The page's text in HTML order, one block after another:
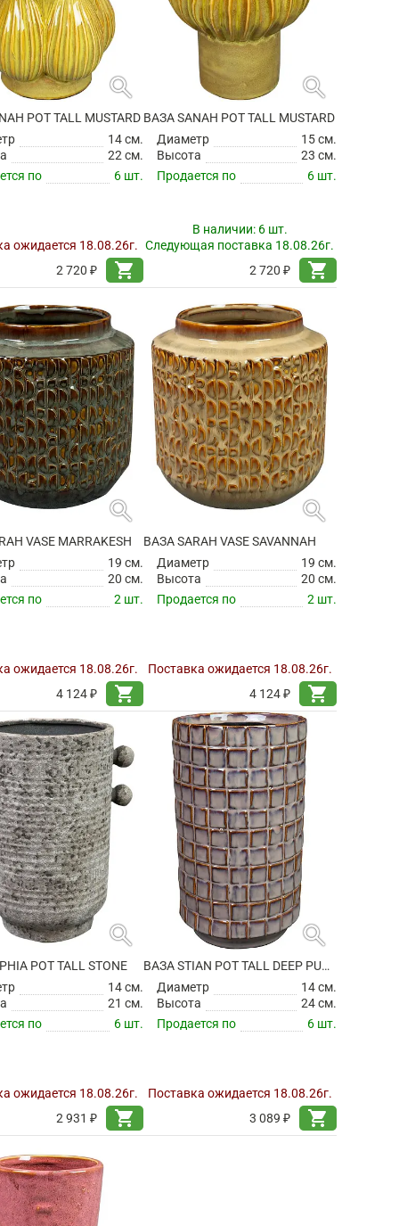
search
POT TALL MUSTARD
14 см.
22 см.
по
6 шт.
ожидается 18.08.26г.
2 720 ₽
shopping_cart
search
ВАЗА SANAH POT TALL MUSTARD
Диаметр
15 см.
Высота
23 см.
Продается по
6 шт.
В наличии: 6 шт.
Следующая поставка 18.08.26г.
2 720 ₽
shopping_cart
search
VASE MARRAKESH
19 см.
20 см.
по
2 шт.
ожидается 18.08.26г.
4 124 ₽
shopping_cart
search
ВАЗА SARAH VASE SAVANNAH
Диаметр
19 см.
Высота
20 см.
Продается по
2 шт.
Поставка ожидается 18.08.26г.
4 124 ₽
shopping_cart
search
POT TALL STONE
14 см.
21 см.
по
6 шт.
ожидается 18.08.26г.
2 931 ₽
shopping_cart
search
ВАЗА STIAN POT TALL DEEP PURPLE
Диаметр
14 см.
Высота
24 см.
Продается по
6 шт.
Поставка ожидается 18.08.26г.
3 089 ₽
shopping_cart